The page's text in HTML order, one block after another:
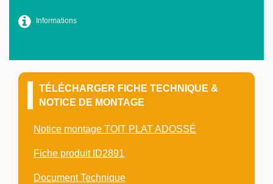
Informations
TÉLÉCHARGER FICHE TECHNIQUE &
NOTICE DE MONTAGE
Notice montage TOIT PLAT ADOSSÉ
Fiche produit ID2891
Document Technique